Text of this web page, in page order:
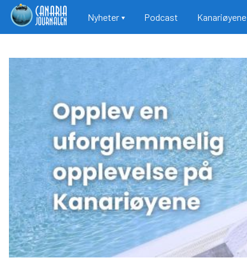
Main navigation
Nyheter Podcast Kanariøyene